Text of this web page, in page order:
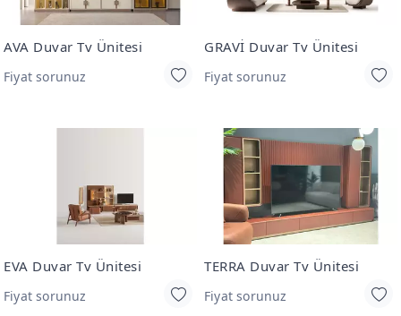
AVA Duvar Tv Ünitesi
Fiyat sorunuz
GRAVİ Duvar Tv Ünitesi
Fiyat sorunuz
EVA Duvar Tv Ünitesi
Fiyat sorunuz
TERRA Duvar Tv Ünitesi
Fiyat sorunuz